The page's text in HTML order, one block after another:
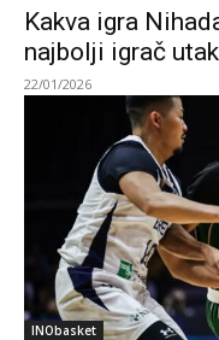
Kakva igra
najbolji igrač
22/01/2026
INObasket